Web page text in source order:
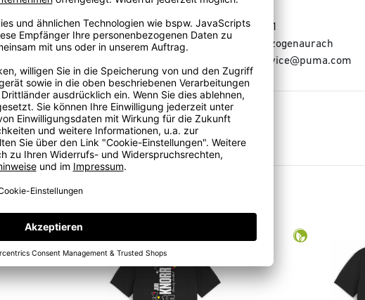
Puma SE
Puma Way 1
91074 Herzogenaurach
E-Mail: service@puma.com